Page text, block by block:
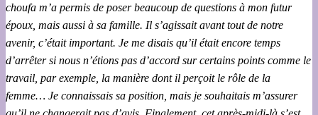
choufa m’a permis de poser beaucoup de questions à mon futur
époux, mais aussi à sa famille. Il s’agissait avant tout de notre
avenir, c’était important. Je me disais qu’il était encore temps
d’arrêter si nous n’étions pas d’accord sur certains points comme le
travail, par exemple, la manière dont il perçoit le rôle de la
femme… Je connaissais sa position, mais je souhaitais m’assurer